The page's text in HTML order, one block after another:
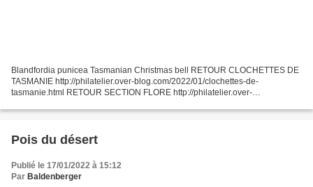
Blandfordia punicea Tasmanian Christmas bell RETOUR CLOCHETTES DE
TASMANIE http://philatelier.over-blog.com/2022/01/clochettes-de-
tasmanie.html RETOUR SECTION FLORE http://philatelier.over-
Pois du désert
Publié le 17/01/2022 à 15:12
Par Baldenberger